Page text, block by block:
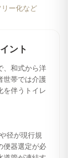
ー化など
ント
、和式から洋
世帯では介護
を伴うトイレ
径が現行規
便器選定が必